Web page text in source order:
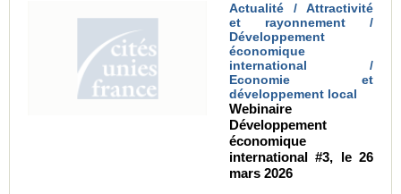
Actualité / Attractivité
et rayonnement /
Développement
économique
international /
Economie et
développement local
Webinaire
Développement
économique
international #3, le 26
mars 2026